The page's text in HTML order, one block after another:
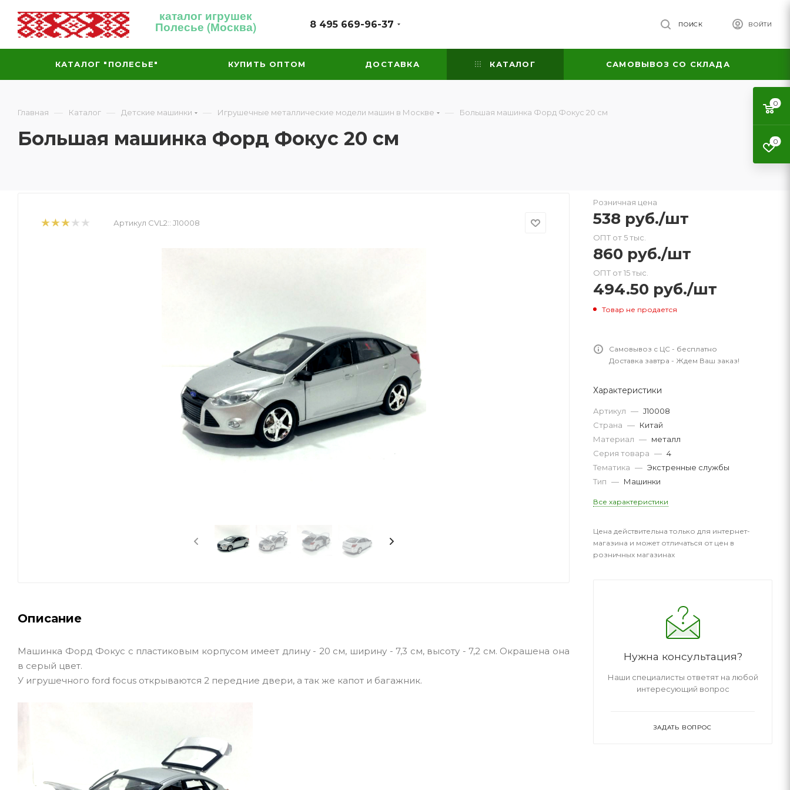
каталог игрушек
Полесье (Москва) 8 495 669-96-37 ВОЙТИ
ПОИСК
КАТАЛОГ "ПОЛЕСЬЕ" КУПИТЬ ОПТОМ ДОСТАВКА КАТАЛОГ САМОВЫВОЗ СО СКЛАДА
Главная — Каталог — Детские машинки — Игрушечные металлические модели машин в Москве — Большая машинка Форд Фокус 20 см
Большая машинка Форд Фокус 20 см
Артикул CVL2:: J10008
Описание
Машинка Форд Фокус с пластиковым корпусом имеет длину - 20 см, ширину - 7,3 см, высоту - 7,2 см. Окрашена она
в серый цвет.
У игрушечного ford focus открываются 2 передние двери, а так же капот и багажник.
Розничная цена
538 руб./шт
ОПТ от 5 тыс.
860 руб./шт
ОПТ от 15 тыс.
494.50 руб./шт
Товар не продается
Самовывоз с ЦС - бесплатно
Доставка завтра - Ждем Ваш заказ!
Характеристики
Артикул — J10008
Страна — Китай
Материал — металл
Серия товара — 4
Тематика — Экстренные службы
Тип — Машинки
Все характеристики
Цена действительна только для интернет-
магазина и может отличаться от цен в
розничных магазинах
Нужна консультация?
Наши специалисты ответят на любой
интересующий вопрос
ЗАДАТЬ ВОПРОС
0
0